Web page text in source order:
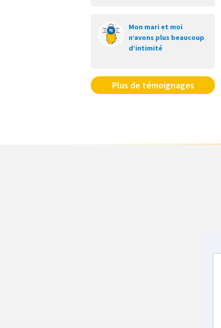
Mon mari et moi
n’avons plus beaucoup
d’intimité
Plus de témoignages